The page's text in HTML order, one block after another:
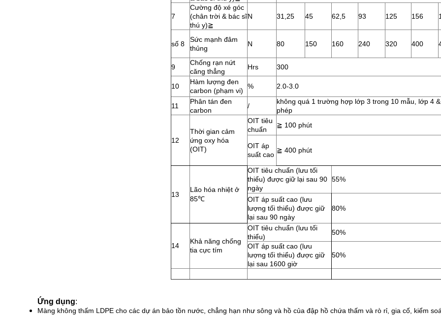
7
Cường độ xé góc
(chân trời & bác sĩ
thú y)≧
N 31,25 45 62,5 93 125 156
số 8
Sức mạnh đâm
thủng
N 80 150 160 240 320 400
9
Chống rạn nứt
căng thẳng
Hrs 300
10
Hàm lượng đen
carbon (phạm vi)
% 2.0-3.0
11
Phân tán đen
carbon
/
không quá 1 trường hợp lớp 3 trong 10 mẫu, lớp 4
phép
12
Thời gian cảm
ứng oxy hóa
(OIT)
OIT tiêu
chuẩn
≧ 100 phút
OIT áp
suất cao
≧ 400 phút
13
Lão hóa nhiệt ở
85℃
OIT tiêu chuẩn (lưu tối
thiểu) được giữ lại sau 90
ngày
55%
OIT áp suất cao (lưu
lượng tối thiểu) được giữ
lại sau 90 ngày
80%
14
Khả năng chống
tia cực tím
OIT tiêu chuẩn (lưu tối
thiểu)
50%
OIT áp suất cao (lưu
lượng tối thiểu) được giữ
lại sau 1600 giờ
50%
Ứng dụng:
Màng không thấm LDPE cho các dự án bảo tồn nước, chẳng hạn như sông và hồ của đập hồ chứa thấm và rò rỉ, gia cố, kiểm